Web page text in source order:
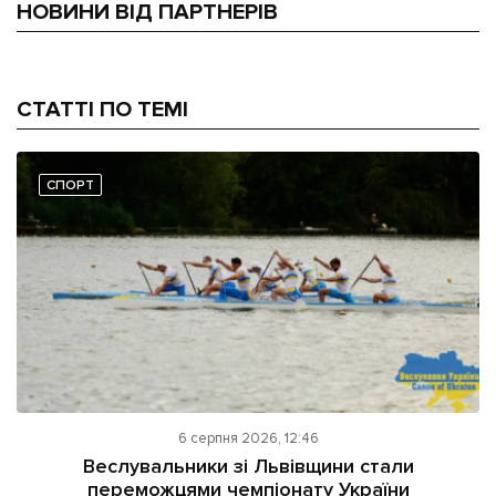
НОВИНИ ВІД ПАРТНЕРІВ
СТАТТІ ПО ТЕМІ
СПОРТ
6 серпня 2026, 12:46
Веслувальники зі Львівщини стали
переможцями чемпіонату України